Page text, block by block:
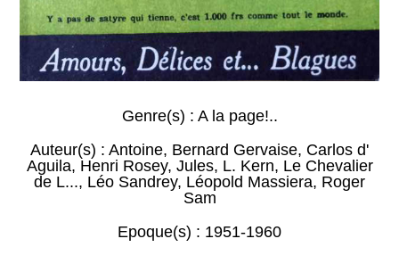
Genre(s) : A la page!..
Auteur(s) : Antoine, Bernard Gervaise, Carlos d'
Aguila, Henri Rosey, Jules, L. Kern, Le Chevalier
de L..., Léo Sandrey, Léopold Massiera, Roger
Sam
Epoque(s) : 1951-1960